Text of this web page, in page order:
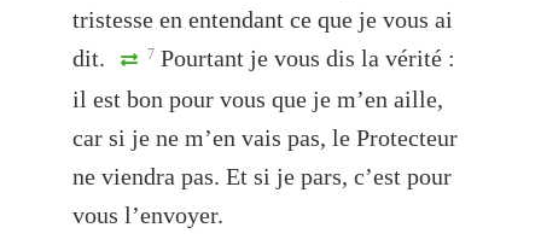
tristesse en entendant ce que je vous ai
dit.
7 Pourtant je vous dis la vérité :
il est bon pour vous que je m’en aille,
car si je ne m’en vais pas, le Protecteur
ne viendra pas. Et si je pars, c’est pour
vous l’envoyer.